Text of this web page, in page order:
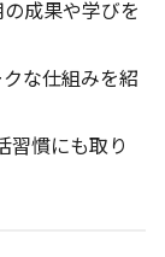
成果や学びを
な仕組みを紹
習慣にも取り